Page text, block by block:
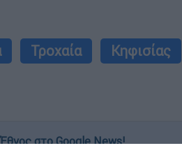
Τροχαία
Κηφισίας
στο Google News!